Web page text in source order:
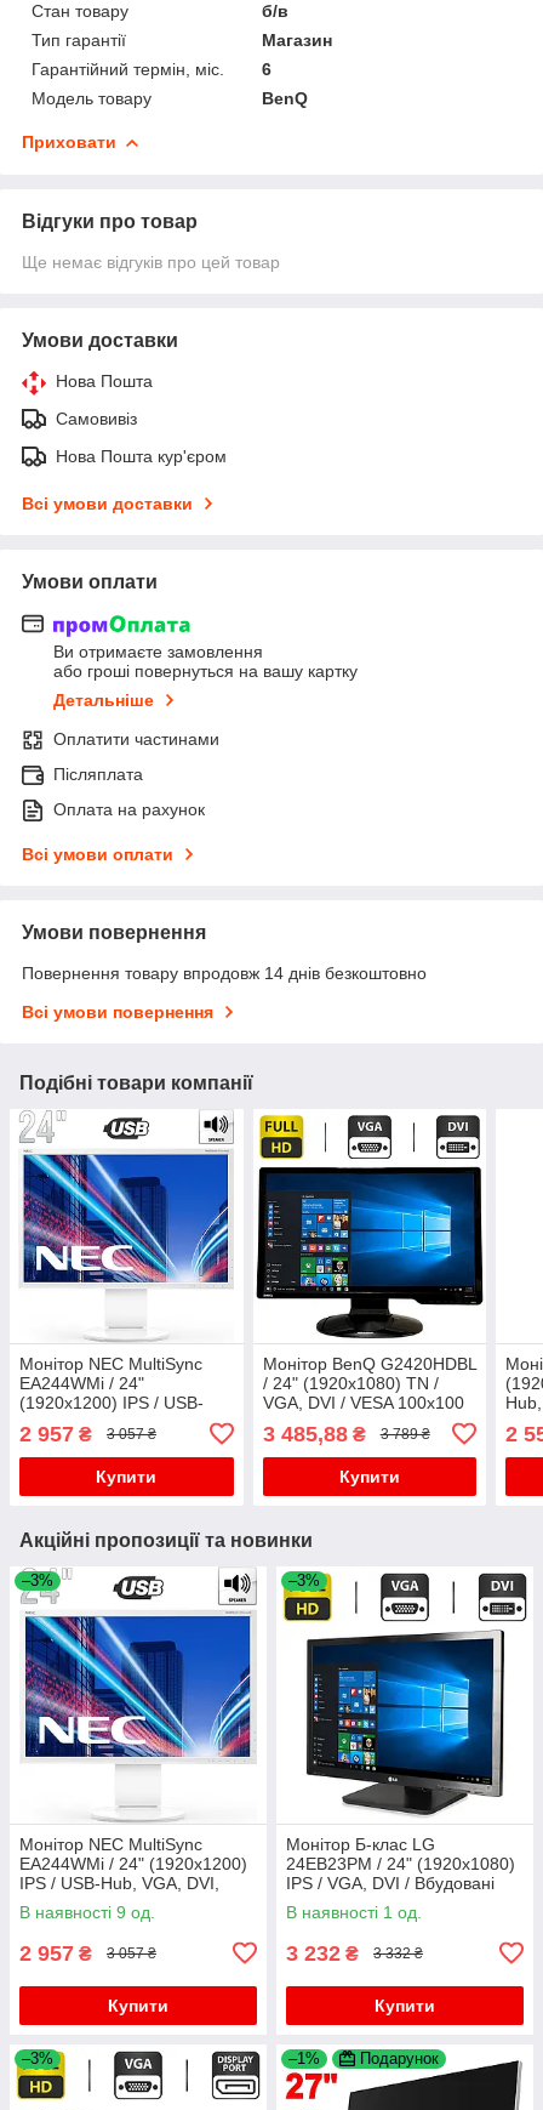
Стан товару
б/в
Тип гарантії
Магазин
Гарантійний термін, міс.
6
Модель товару
BenQ
Приховати
Відгуки про товар
Ще немає відгуків про цей товар
Умови доставки
Нова Пошта
Самовивіз
Нова Пошта кур'єром
Всі умови доставки
Умови оплати
Ви отримаєте замовлення
або гроші повернуться на вашу картку
Детальніше
Оплатити частинами
Післяплата
Оплата на рахунок
Всі умови оплати
Умови повернення
Повернення товару впродовж 14 днів безкоштовно
Всі умови повернення
Подібні товари компанії
Монітор NEC MultiSync
EA244WMi / 24"
(1920x1200) IPS / USB-
DisplayPort, Audio /
Вбудовані колонки 2x 1W /
2 957 ₴ 3 057 ₴
Купити
Монітор BenQ G2420HDBL
/ 24" (1920x1080) TN /
VGA, DVI / VESA 100x100
3 485,88₴ 3 789 ₴
Купити
1W
2
Акційні пропозиції та новинки
–3%
Монітор NEC MultiSync
EA244WMi / 24" (1920x1200)
IPS / USB-Hub, VGA, DVI,
HDMI, DisplayPort, Audio /
Вбудовані колонки 2x 1W /
В наявності 9 од.
2 957 ₴ 3 057 ₴
Купити
–3%
Монітор Б-клас LG
24EB23PM / 24" (1920x1080)
IPS / VGA, DVI / Вбудовані
колонки 2x 2W / VESA
100x100 + Кабелі (VGA, DVI
В наявності 1 од.
3 232 ₴ 3 332 ₴
Купити
–3% –1% Подарунок